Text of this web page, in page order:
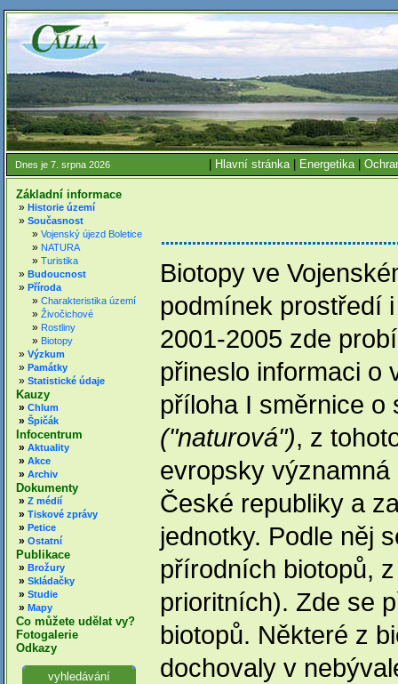
Dnes je 7. srpna 2026 Hlavní stránka| Energetika|
Základní informace
» Historie území
» Současnost
» Vojenský újezd Boletice
» NATURA
» Turistika
» Budoucnost
» Příroda
» Charakteristika území
» Živočichové
» Rostliny
» Biotopy
» Výzkum
» Památky
» Statistické údaje
Kauzy
» Chlum
» Špičák
Infocentrum
» Aktuality
» Akce
» Archiv
Dokumenty
» Z médií
» Tiskové zprávy
» Petice
» Ostatní
Publikace
» Brožury
» Skládačky
» Studie
» Mapy
Co můžete udělat vy?
Fotogalerie
Odkazy
vyhledávání
Biotopy ve
podmínek prostředí
2001-2005 zde
přineslo informaci o
příloha I směrnice
("naturová"), z
evropsky
České republiky a
jednotky. Podle něj
přírodních biotopů,
prioritních). Zde se
biotopů. Některé z
dochovaly v